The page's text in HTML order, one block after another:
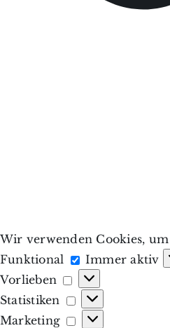
Wir verwenden Cookies,
Funktional
Funktional
Immer aktiv
Vorlieben
Vorlieben
Statistiken
Statistiken
Marketing
Marketing